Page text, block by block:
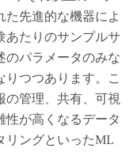
た先進的な機器によ
あたりのサンプルサ
のパラメータのみな
りつつあります。こ
の管理、共有、可視
性が高くなるデータ
リングといったML